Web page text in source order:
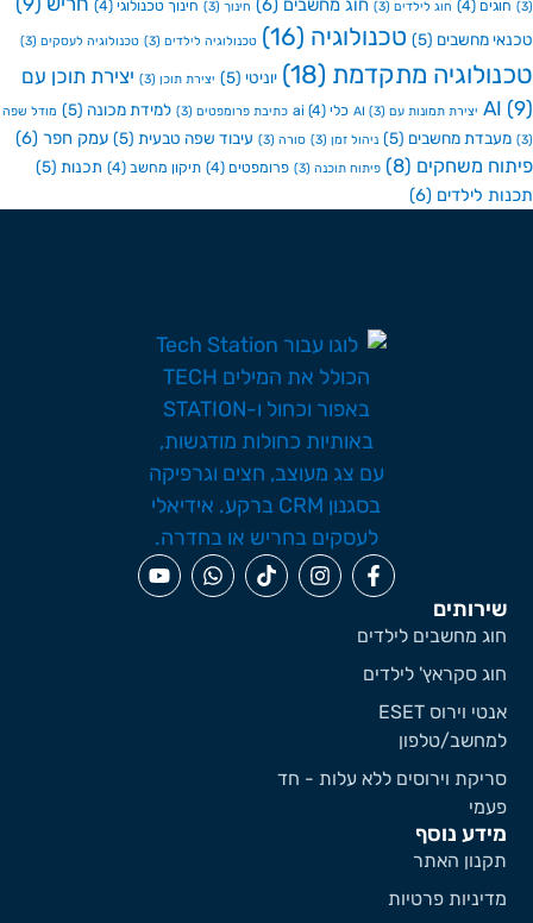
(4) חוג לילדים(3) חוג מחשבים(6) חינוך (3) חינוך טכנולוגי(4)
מחשבים(5) טכנולוגיה(16) טכנולוגיה לילדים(3) טכנולוגיה לעסקים(3)
מתקדמת(18) יוניטי (5) יצירת תוכן(3)
יצירת תוכן עם
AI יצירת תמונות עם AI(3) כלי ai(4) כתיבת פרומפטים(3) למידת מכונה(5) מודל שפה
מחשבים(5) ניהול זמן(3) סורה (3) עיבוד שפה טבעית(5) עמק חפר (6)
משחקים(8) פיתוח תוכנה (3) פרומפטים(4) תיקון מחשב(4) תכנות(5)
לילדים(6)
נוסף
האתר
פרטיות
מחשבים לילדים
סקראץ' לילדים
אנטי וירוס ESET
טלפון
וירוסים ללא עלות - חד